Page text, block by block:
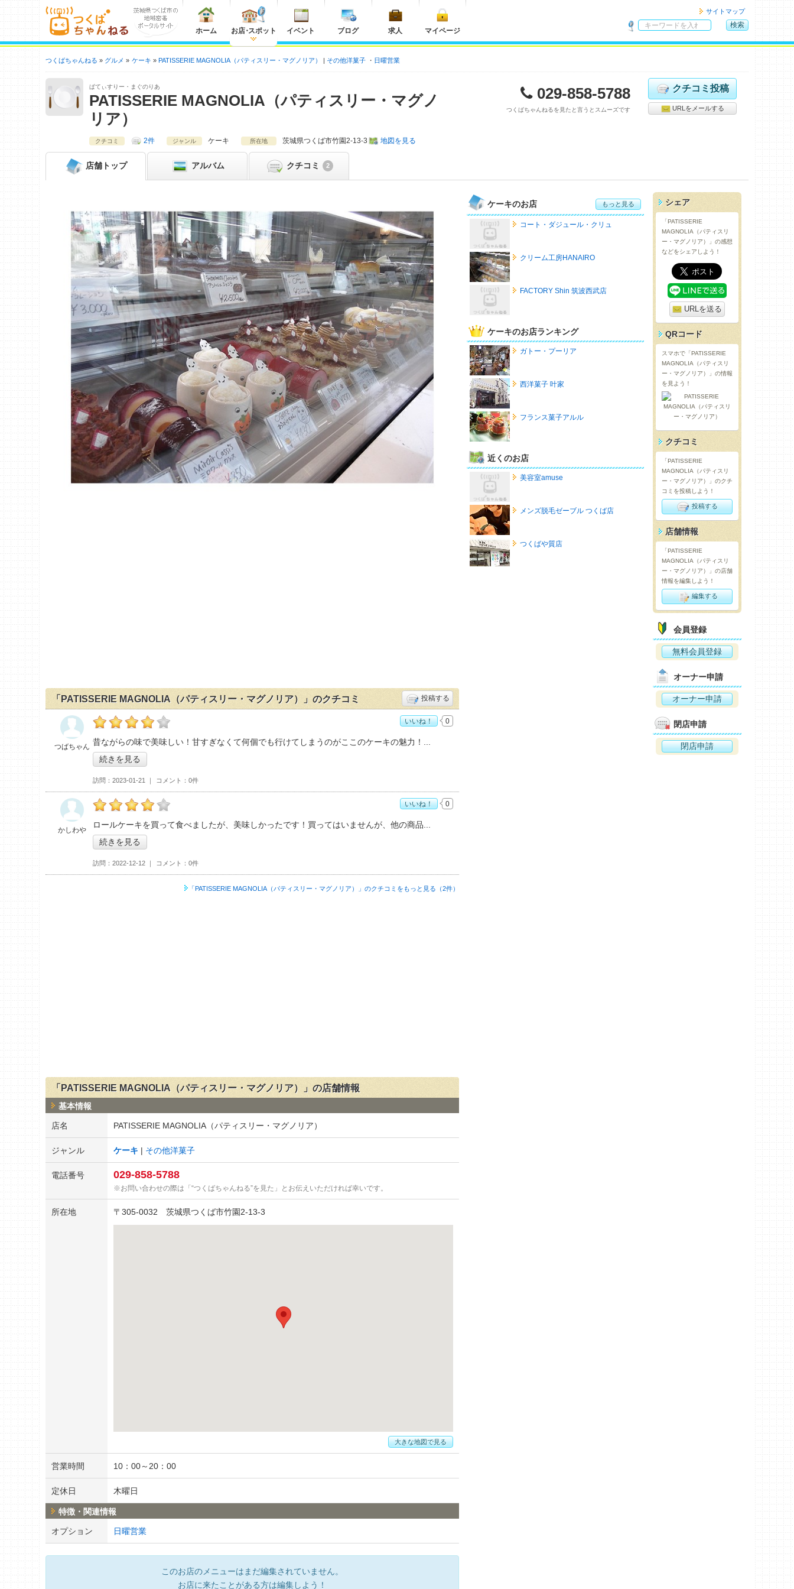
ホーム お店・スポット イベント ブログ 求人 マイページ
サイトマップ
内
索
検索
つくばちゃんねる グルメ ケーキ PATISSERIE MAGNOLIA（パティスリー・マグノリア） その他洋菓子 日曜営業
ぱてぃすりー・まぐのりあ
PATISSERIE MAGNOLIA（パティスリー・マグノ
リア）
029-858-5788
つくばちゃんねるを見たと言うとスムーズです
クチコミ投稿
URLをメールする
クチコミ 2件 ジャンル ケーキ 所在地 茨城県つくば市竹園2-13-3 地図を見る
店舗 トップ アルバム クチコミ 2
「PATISSERIE MAGNOLIA（パティスリー・マグノリア）」のクチコミ 投稿する
の「PATISSERIE MAGNOLIA（パティスリー・マグノリア）」おすすめ度：
昔ながらの味で美味しい！甘すぎなくて何個でも行けてしまうのがここのケーキの魅力！
続きを見る
訪問 2023-01-21 コメント 0件
つばちゃん
いいね！ 0
の「PATISSERIE MAGNOLIA（パティスリー・マグノリア）」おすすめ度：
ロールケーキを買って食べましたが、美味しかったです！買ってはいませんが、他の商品
続きを見る
訪問 2022-12-12 コメント 0件
かしわや
いいね！ 0
「PATISSERIE MAGNOLIA（パティスリー・マグノリア）」のクチコミをもっと見る（2件）
「PATISSERIE MAGNOLIA（パティスリー・マグノリア）」の店舗情報
基本情報
店名 PATISSERIE MAGNOLIA（パティスリー・マグノリア）
ジャンル ケーキ その他洋菓子
電話番号 029-858-5788
お問い合わせの際は「“つくばちゃんねる”を見た」とお伝えいただければ幸いです。
所在地 〒 305-0032 茨城県つくば市竹園2-13-3
大きな地図で見る
営業時間 10：00～20：00
定休日 木曜日
特徴・関連情報
オプション 日曜営業
このお店のメニューはまだ編集されていません。
お店に来たことがある方は編集しよう！
ケーキのお店 もっと見る
コート・ダジュール・クリュ
クリーム工房HANAIRO
FACTORY Shin 筑波西武店
ケーキのお店ランキング
ガトー・プーリア
西洋菓子 叶家
フランス菓子アルル
近くのお店
美容室amuse
メンズ脱毛ゼーブル つくば店
つくばや質店
シェア
「PATISSERIE
MAGNOLIA（パティスリ
ー・マグノリア）」の感想
などをシェアしよう！
URLを送る
QRコード
スマホで「PATISSERIE
MAGNOLIA（パティスリ
ー・マグノリア）」の情報
を見よう！
クチコミ
「PATISSERIE
MAGNOLIA（パティスリ
ー・マグノリア）」のクチ
コミを投稿しよう！
投稿する
店舗情報
「PATISSERIE
MAGNOLIA（パティスリ
ー・マグノリア）」の店舗
情報を編集しよう！
編集する
会員登録
無料会員登録
オーナー申請
オーナー申請
閉店申請
閉店申請